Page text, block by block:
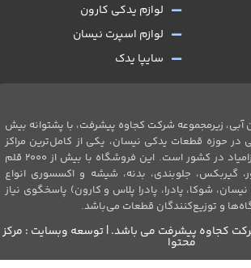
آبی، زیرمجموعه شرکت کجاوه پیشرفت، با پشتوانه بیش
در حوزه قطعات یدکی نیسان، یکی از کامل‌ترین مراکز
فروش اینترنتی قطعات زامیاد در کشور است. این فروشگاه با بیش از 2۰۰۰ قلم
گیربکس، جلو‌بندی، بدنه، شیشه و اکسسوری انواع
شوکا، پادرا، پادرا پلاس و کارون) پاسخگوی نیاز
و توزیع‌کنندگان قطعات می‌باشد.
لوازم یدکی کارون
لوازم اسپرت نیسان
سایپا یدک
کجاوه پیشرفت می باشد. | توسعه وبسایت : مرکز
محتوا